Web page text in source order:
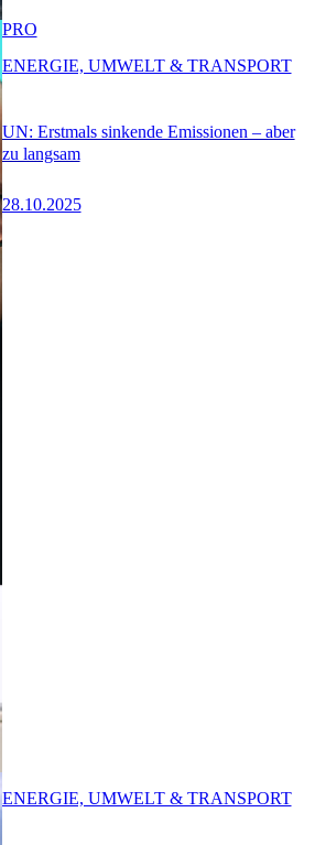
UN: Erstmals sinkende Emissionen – aber
zu langsam
28.10.2025
PRO
ENERGIE, UMWELT & TRANSPORT
ENERGIE, UMWELT & TRANSPORT